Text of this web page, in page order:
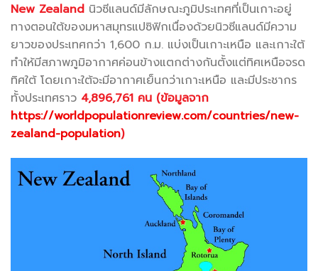
New Zealand นิวซีแลนด์มีลักษณะภูมิประเทศที่เป็นเกาะอยู่
ทางตอนใต้ของมหาสมุทรแปซิฟิกเนื่องด้วยนิวซีแลนด์มีความ
ยาวของประเทศกว่า 1,600 ก.ม. แบ่งเป็นเกาะเหนือ และเกาะใต้
ทำให้มีสภาพภูมิอากาศค่อนข้างแตกต่างกันตั้งแต่ทิศเหนือจรด
ทิศใต้ โดยเกาะใต้จะมีอากาศเย็นกว่าเกาะเหนือ และมีประชากร
ทั้งประเทศราว 4,896,761 คน (ข้อมูลจาก
https://worldpopulationreview.com/countries/new-
zealand-population)